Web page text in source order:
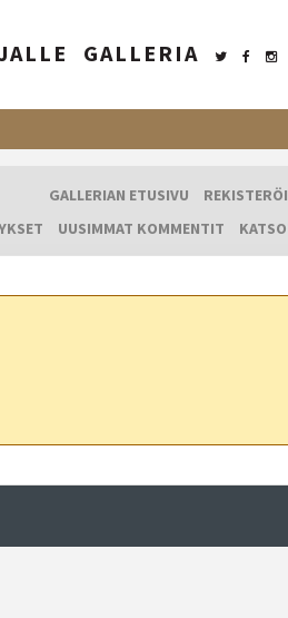
GALLERIA
GALLERIAN ETUSIVU
UUSIMMAT KOMMENTIT